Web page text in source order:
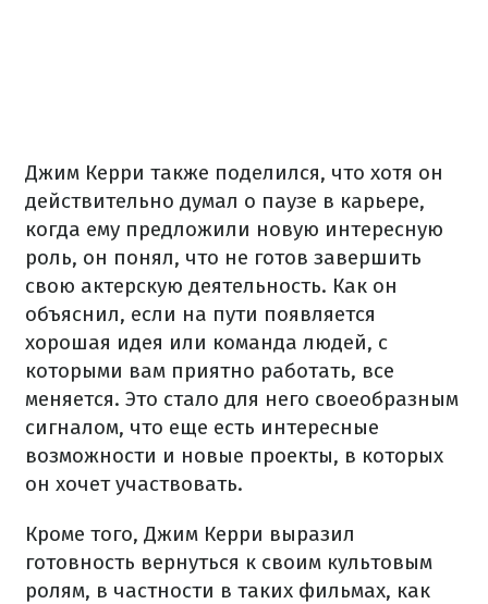
Джим Керри также поделился, что хотя он
действительно думал о паузе в карьере,
когда ему предложили новую интересную
роль, он понял, что не готов завершить
свою актерскую деятельность. Как он
объяснил, если на пути появляется
хорошая идея или команда людей, с
которыми вам приятно работать, все
меняется. Это стало для него своеобразным
сигналом, что еще есть интересные
возможности и новые проекты, в которых
он хочет участвовать.
Кроме того, Джим Керри выразил
готовность вернуться к своим культовым
ролям, в частности в таких фильмах, как